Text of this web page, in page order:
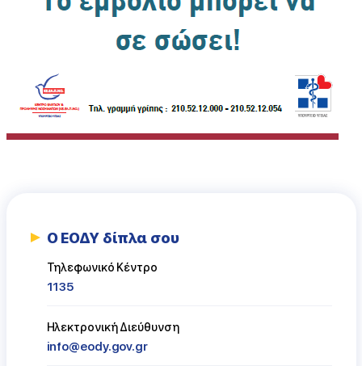
Ο ΕΟΔΥ δίπλα σου
Τηλεφωνικό Κέντρο
1135
Ηλεκτρονική Διεύθυνση
info@eody.gov.gr